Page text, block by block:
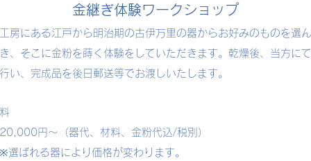
金継ぎ体験ワークショップ
房にある江戸から明治期の古伊万里の器からお好みのものを選
、そこに金粉を蒔く体験をしていただきます。乾燥後、当方に
い、完成品を後日郵送等でお渡しいたします。
円〜（器代、材料、金粉代込/税別）
れる器により価格が変わります。